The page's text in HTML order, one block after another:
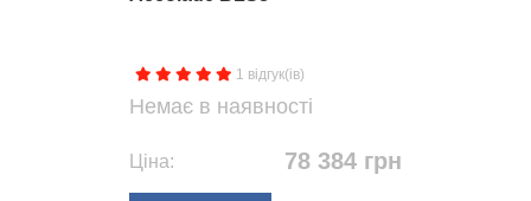
1 відгук(ів)
Немає в наявності
Ціна: 78 384 грн